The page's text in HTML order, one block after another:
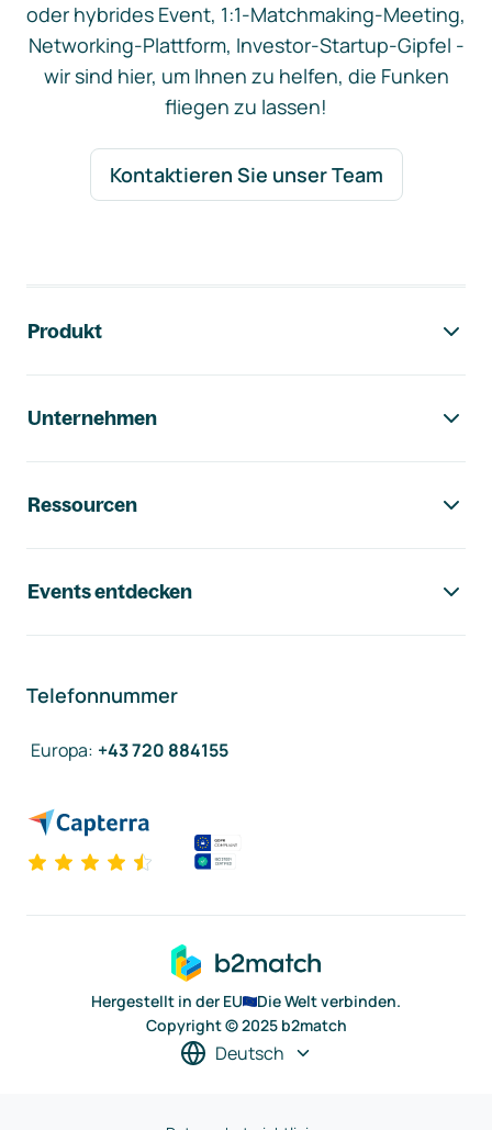
oder hybrides Event, 1:1-Matchmaking-Meeting,
Networking-Plattform, Investor-Startup-Gipfel -
wir sind hier, um Ihnen zu helfen, die Funken
fliegen zu lassen!
Kontaktieren Sie unser Team
Produkt
Unternehmen
Ressourcen
Events entdecken
Telefonnummer
Europa: +43 720 884155
Hergestellt in der EU
Die Welt verbinden.
Copyright © 2025 b2match
Deutsch